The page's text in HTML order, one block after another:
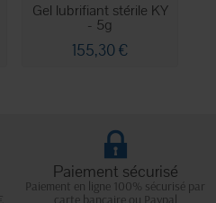
Gel lubrifiant stérile KY
- 5g
155,30 €
Paiement sécurisé
Paiement en ligne 100% sécurisé par
carte bancaire ou Paypal